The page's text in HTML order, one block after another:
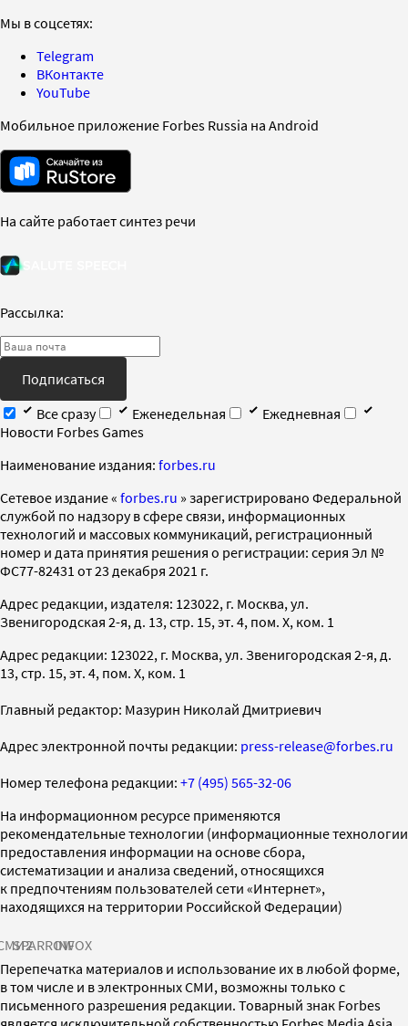
Мы в соцсетях:
Telegram
ВКонтакте
YouTube
Мобильное приложение Forbes Russia на Android
На сайте работает синтез речи
Рассылка:
Подписаться
Все сразу
Еженедельная
Ежедневная
Новости Forbes Games
Наименование издания: forbes.ru
Cетевое издание « forbes.ru » зарегистрировано Федеральной
службой по надзору в сфере связи, информационных
технологий и массовых коммуникаций, регистрационный
номер и дата принятия решения о регистрации: серия Эл №
ФС77-82431 от 23 декабря 2021 г.
Адрес редакции, издателя: 123022, г. Москва, ул.
Звенигородская 2-я, д. 13, стр. 15, эт. 4, пом. X, ком. 1
Адрес редакции: 123022, г. Москва, ул. Звенигородская 2-я, д.
13, стр. 15, эт. 4, пом. X, ком. 1
Главный редактор: Мазурин Николай Дмитриевич
Адрес электронной почты редакции: press-release@forbes.ru
Номер телефона редакции: +7 (495) 565-32-06
На информационном ресурсе применяются
рекомендательные технологии (информационные технологии
предоставления информации на основе сбора,
систематизации и анализа сведений, относящихся
к предпочтениям пользователей сети «Интернет»,
находящихся на территории Российской Федерации)
SPARROWINFOX
Перепечатка материалов и использование их в любой форме,
в том числе и в электронных СМИ, возможны только с
письменного разрешения редакции. Товарный знак Forbes